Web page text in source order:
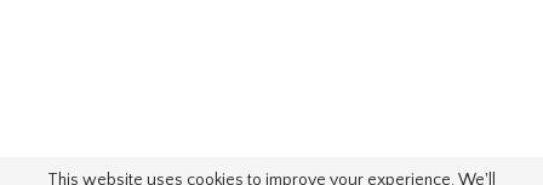
This website uses cookies to improve your experience. We'll